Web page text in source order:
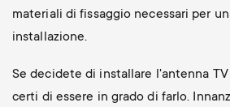
materiali di fissaggio necessari per
installazione.
Se decidete di installare l'antenna
certi di essere in grado di farlo.